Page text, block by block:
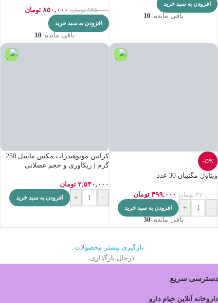
افزودن به سبد خرید
باقی مانده: 10
۹۴۵,۰۰۰ تومان ۸۵۰,۰۰۰ تومان
افزودن به سبد خرید
باقی مانده: 10
-15%
ویتاول مگنیبان 30 عدد
۴۷۰,۰۰۰ تومان ۳۹۹,۰۰۰ تومان
-
+ افزودن به سبد خرید
باقی مانده: 30
کراتین مونوهیدرات مکس ماسل 250
گرم | ریکاوری و حجم عضلانی
۲,۵۳۰,۰۰۰ تومان
-
+ افزودن به سبد خرید
بارگیری بیشتر محصولات
درحال بارگذاری...
دسترسی سریع
داروخانه آنلاین خیام دارو